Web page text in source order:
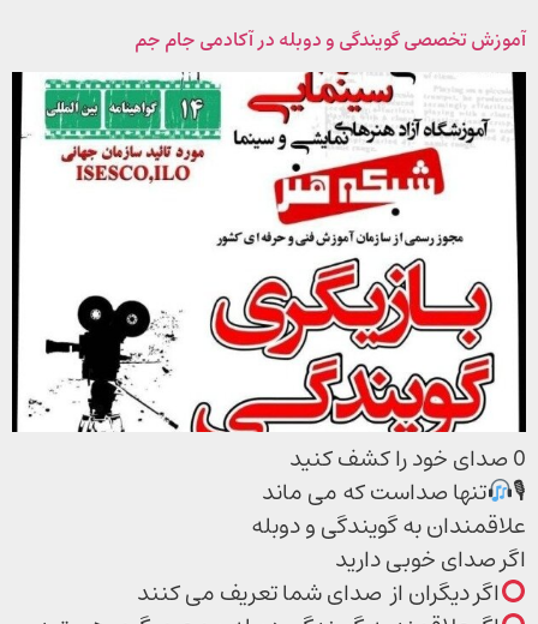
آموزش تخصصی گویندگی و دوبله در آکادمی جام جم
0 صدای خود را کشف کنید
🎙
تنها صداست که می ماند
علاقمندان به گویندگی و دوبله
اگر صدای خوبی دارید
اگر دیگران از صدای شما تعریف می کنند